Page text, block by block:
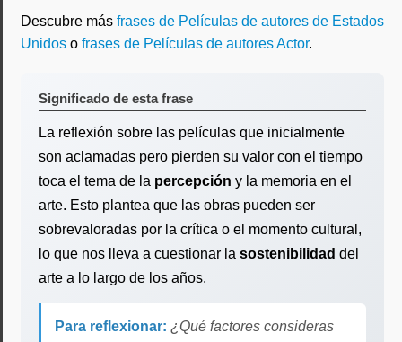
Descubre más frases de Películas de autores de Estados
Unidos o frases de Películas de autores Actor.
Significado de esta frase
La reflexión sobre las películas que inicialmente
son aclamadas pero pierden su valor con el tiempo
toca el tema de la percepción y la memoria en el
arte. Esto plantea que las obras pueden ser
sobrevaloradas por la crítica o el momento cultural,
lo que nos lleva a cuestionar la sostenibilidad del
arte a lo largo de los años.
Para reflexionar: ¿Qué factores consideras